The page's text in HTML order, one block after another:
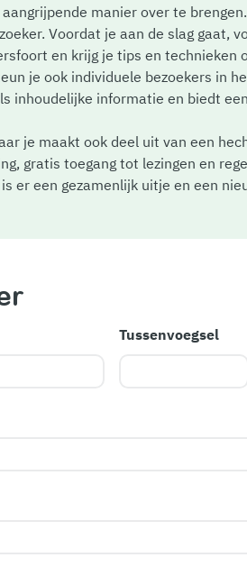
manier over te
Voordat je aan de slag gaat,
en krijg je tips en
je ook individuele bezoekers in
inhoudelijke informatie en biedt
je maakt ook deel uit van een
gratis toegang tot lezingen en
er een gezamenlijk uitje en een
Tussenvoegsel